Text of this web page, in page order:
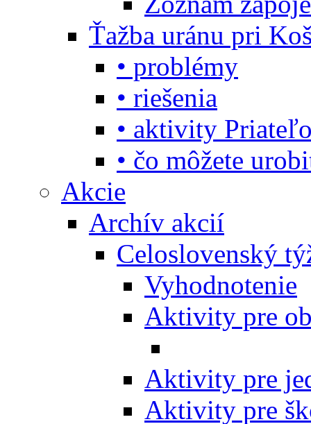
Ťažba uránu pri
• problémy
• riešenia
• aktivity
• čo môžete
Akcie
Archív akcií
Celoslovenský
Vyhodnotenie
Aktivity pre
Aktivity pre
Aktivity pre